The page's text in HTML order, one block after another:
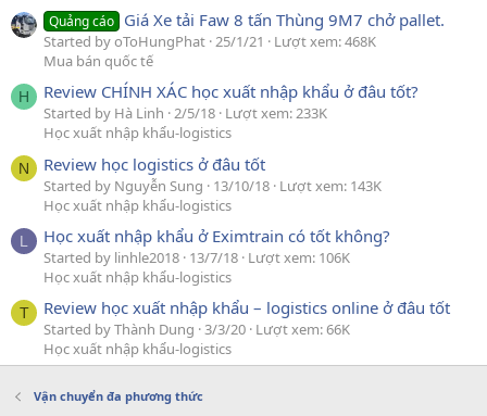
Quảng cáo Giá Xe tải Faw 8 tấn Thùng 9M7 chở pallet.
Started by oToHungPhat 25/1/21
Lượt xem: 468K
Mua bán quốc tế
H Review CHÍNH XÁC học xuất nhập khẩu ở đâu tốt?
Started by Hà Linh 2/5/18 Lượt xem: 233K
Học xuất nhập khẩu-logistics
N Review học logistics ở đâu tốt
Started by Nguyễn Sung 13/10/18 Lượt xem: 143K
Học xuất nhập khẩu-logistics
L Học xuất nhập khẩu ở Eximtrain có tốt không?
Started by linhle2018 13/7/18 Lượt xem: 106K
Học xuất nhập khẩu-logistics
T Review học xuất nhập khẩu – logistics online ở đâu tốt
Started by Thành Dung 3/3/20 Lượt xem: 66K
Học xuất nhập khẩu-logistics
Vận chuyển đa phương thức